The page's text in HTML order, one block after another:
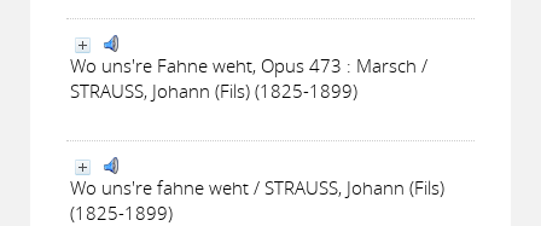
Wo uns're Fahne weht, Opus 473 : Marsch /
STRAUSS, Johann (Fils) (1825-1899)
Wo uns're fahne weht / STRAUSS, Johann (Fils)
(1825-1899)